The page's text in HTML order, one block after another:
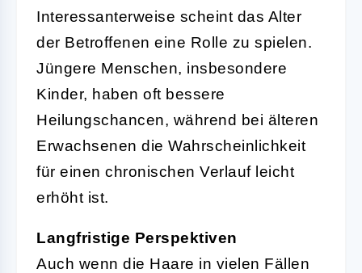
Interessanterweise scheint das Alter
der Betroffenen eine Rolle zu spielen.
Jüngere Menschen, insbesondere
Kinder, haben oft bessere
Heilungschancen, während bei älteren
Erwachsenen die Wahrscheinlichkeit
für einen chronischen Verlauf leicht
erhöht ist.
Langfristige Perspektiven
Auch wenn die Haare in vielen Fällen